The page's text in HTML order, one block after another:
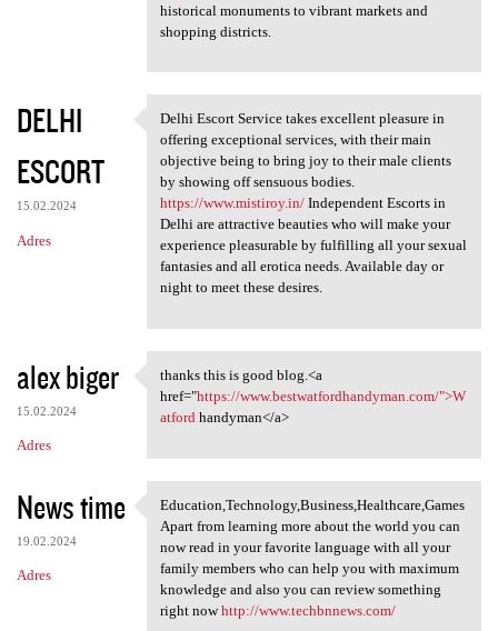
historical monuments to vibrant markets and
shopping districts.
DELHI
ESCORT
15.02.2024
Adres
Delhi Escort Service takes
Delhi Escort Service takes excellent pleasure in
offering exceptional services, with their main
objective being to bring joy to their male clients
by showing off sensuous bodies.
https://www.mistiroy.in/Independent Escorts in
Delhi are attractive beauties who will make your
experience pleasurable by fulfilling all your sexual
fantasies and all erotica needs. Available day or
night to meet these desires.
alex biger
15.02.2024
Adres
thanks this is good blog.<a
thanks this is good blog.<a
href="https://www.bestwatfordhandyman.com/">W
atford handyman</a>
News time
19.02.2024
Adres
Education,Technology,Business
Education,Technology,Business,Healthcare,Games
Apart from learning more about the world you can
now read in your favorite language with all your
family members who can help you with maximum
knowledge and also you can review something
right nowhttp://www.techbnnews.com/